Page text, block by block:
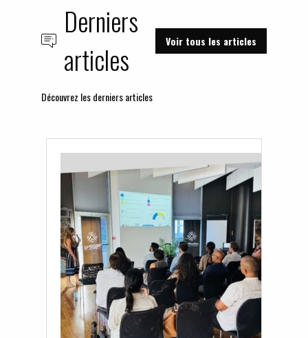
Derniers
articles
Voir tous les articles
Découvrez les derniers articles